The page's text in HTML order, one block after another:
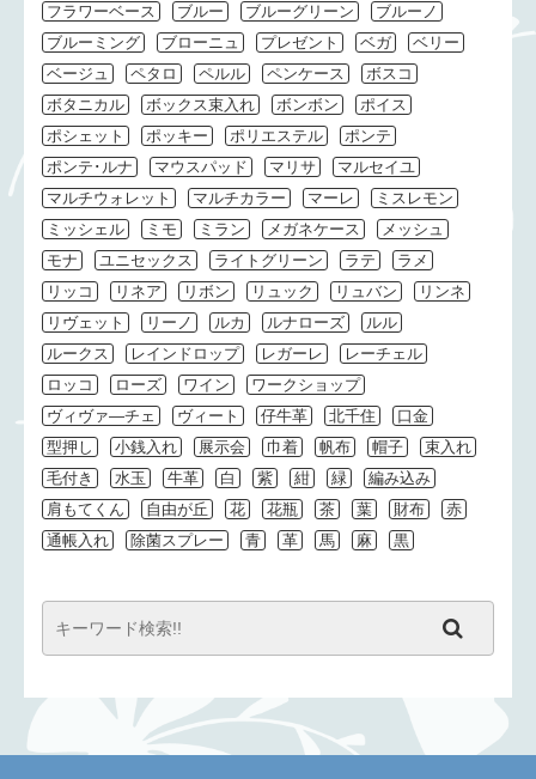
フラワーベース
ブルー ブルーグリーン
ブルーノ
ブルーミング
ブローニュ プレゼント ベガ
ベリー
ベージュ
ペタロ ペルル ペンケース
ボスコ
ボタニカル
ボックス束入れ ボンボン
ポイス
ポシェット
ポッキー ポリエステル
ポンテ
ポンテ･ルナ
マウスパッド マリサ
マルセイユ
マルチウォレット
マルチカラー マーレ
ミスレモン
ミッシェル
ミモ ミラン メガネケース
メッシュ
モナ
ユニセックス ライトグリーン ラテ
ラメ
リッコ
リネア リボン リュック リュバン
リンネ
リヴェット
リーノ ルカ ルナローズ
ルル
ルークス
レインドロップ レガーレ
レーチェル
ロッコ
ローズ ワイン
ワークショップ
ヴィヴァ―チェ
ヴィート 仔牛革 北千住
口金
型押し
小銭入れ 展示会 巾着 帆布 帽子
束入れ
毛付き
水玉 牛革 白 紫 紺 緑
編み込み
肩もてくん
自由が丘 花 花瓶 茶 葉 財布
赤
通帳入れ
除菌スプレー 青 革 馬 麻 黒